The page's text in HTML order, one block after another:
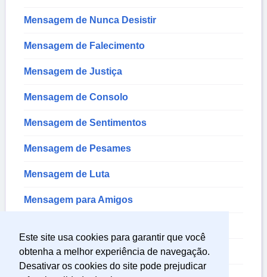
Este site usa cookies para garantir que você
obtenha a melhor experiência de navegação.
Desativar os cookies do site pode prejudicar
Mensagem de Nunca Desistir
Mensagem de Falecimento
Mensagem de Justiça
Mensagem de Consolo
Mensagem de Sentimentos
Mensagem de Pesames
Mensagem de Luta
Mensagem para Amigos
Mensagem de Amizade